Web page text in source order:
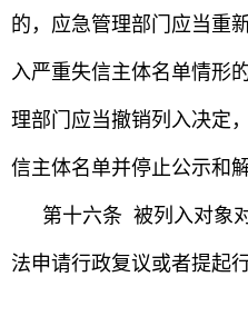
的，应急管理部门应当重
入严重失信主体名单情形
理部门应当撤销列入决定
信主体名单并停止公示和
第十六条 被列入对象
法申请行政复议或者提起